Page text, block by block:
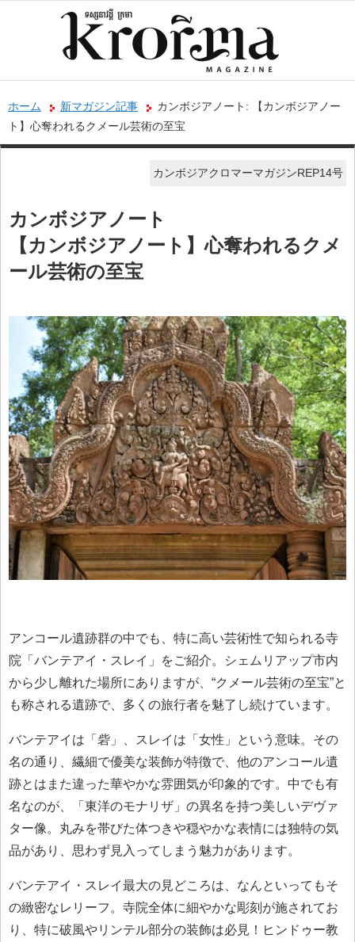
ホーム 新マガジン記事
カンボジアノート: 【カンボジアノー
ト】心奪われるクメール芸術の至宝
カンボジアクロマーマガジンREP14号
カンボジアノート
【カンボジアノート】心奪われるクメ
ール芸術の至宝
アンコール遺跡群の中でも、特に高い芸術性で知られる寺
院「バンテアイ・スレイ」をご紹介。シェムリアップ市内
から少し離れた場所にありますが、“クメール芸術の至宝”と
も称される遺跡で、多くの旅行者を魅了し続けています。
バンテアイは「砦」、スレイは「女性」という意味。その
名の通り、繊細で優美な装飾が特徴で、他のアンコール遺
跡とはまた違った華やかな雰囲気が印象的です。中でも有
名なのが、「東洋のモナリザ」の異名を持つ美しいデヴァ
ター像。丸みを帯びた体つきや穏やかな表情には独特の気
品があり、思わず見入ってしまう魅力があります。
バンテアイ・スレイ最大の見どころは、なんといってもそ
の緻密なレリーフ。寺院全体に細やかな彫刻が施されてお
り、特に破風やリンテル部分の装飾は必見！ヒンドゥー教